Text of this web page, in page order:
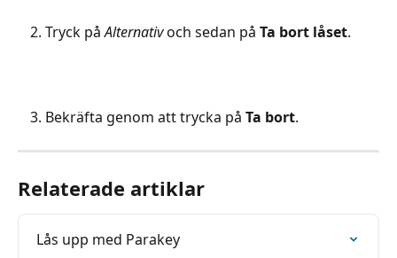
Tryck på Alternativ och sedan på Ta bort låset.
Bekräfta genom att trycka på Ta bort.
Relaterade artiklar
Lås upp med Parakey